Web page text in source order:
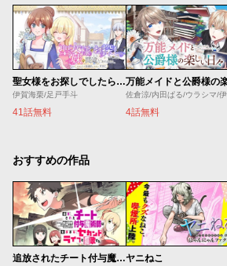
聖女様をお探しでしたら妹で間違いありません。さあどうぞお連れください、今すぐ。
伊賀海栗/足戸手斗
41話無料 4話無料
おすすめの作品
追放されたチート付与魔術師は気ままなセカンドライフを謳歌する。 ～俺は武器だけじゃなく、あらゆるものに『強化ポイント』を付与できるし、俺の意思でいつでも効果を解除できるけど、残った人たち大丈夫？～ヤニねこ